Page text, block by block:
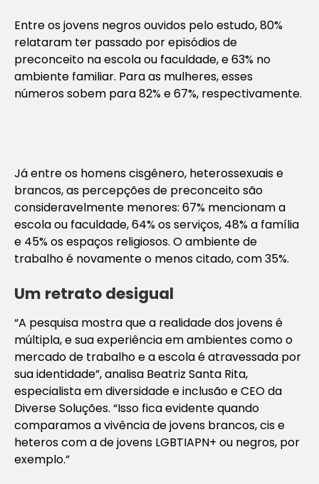
Entre os jovens negros ouvidos pelo estudo, 80%
relataram ter passado por episódios de
preconceito na escola ou faculdade, e 63% no
ambiente familiar. Para as mulheres, esses
números sobem para 82% e 67%, respectivamente.
Já entre os homens cisgênero, heterossexuais e
brancos, as percepções de preconceito são
consideravelmente menores: 67% mencionam a
escola ou faculdade, 64% os serviços, 48% a família
e 45% os espaços religiosos. O ambiente de
trabalho é novamente o menos citado, com 35%.
Um retrato desigual
“A pesquisa mostra que a realidade dos jovens é
múltipla, e sua experiência em ambientes como o
mercado de trabalho e a escola é atravessada por
sua identidade”, analisa Beatriz Santa Rita,
especialista em diversidade e inclusão e CEO da
Diverse Soluções. “Isso fica evidente quando
comparamos a vivência de jovens brancos, cis e
heteros com a de jovens LGBTIAPN+ ou negros, por
exemplo.”